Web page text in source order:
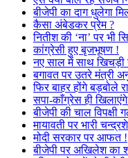
बीजेपी का दाग धुलेगा
कैसा अंबेडकर प्रेम ?
नितीश की ‘ना’ पर भी
कांग्रेसी हुए बृजभूषण !
नए साल में साथ खिचड़ी
बगावत पर उतरे मंत्री
फिर बाहर होंगे बड़बोले
सपा-काँग्रेस ही
बीजेपी की चाल विपक्षी
मायावती पर भारी
मोदी सरकार पर आफत !
बीजेपी पर अखिलेश का